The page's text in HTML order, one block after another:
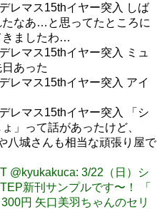
レマス15thイヤー突入 しば
なあ…と思ってたところに
きましたわ…
レマス15thイヤー突入 ミュ
あった
レマス15thイヤー突入 アイ
レマス15thイヤー突入 「シ
」って話があったけど、
八城さんも相当な頑張り屋で
@kyukakuca: 3/22（日）シ
新刊サンプルです〜！ 「
円 矢口美羽ちゃんのセリ